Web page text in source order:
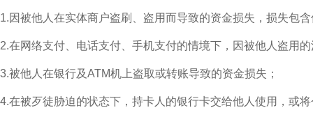
1.因被他人在实体商户盗刷、盗用而导致的资金损失，损失包
2.在网络支付、电话支付、手机支付的情境下，因被他人盗用
3.被他人在银行及ATM机上盗取或转账导致的资金损失；
4.在被歹徒胁迫的状态下，持卡人的银行卡交给他人使用，或